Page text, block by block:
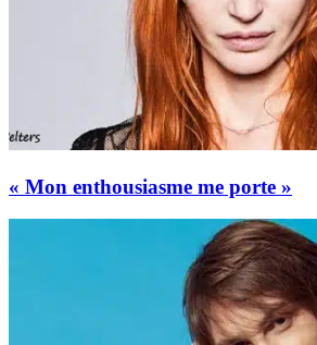
« Mon enthousiasme me porte »